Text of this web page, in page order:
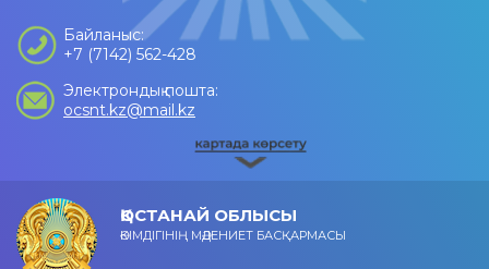
Байланыс:
+7 (7142) 562-428
Электрондық пошта:
ocsnt.kz@mail.kz
ҚОСТАНАЙ ОБЛЫСЫ
ӘКІМДІГІНІҢ МӘДЕНИЕТ БАСҚАРМАСЫ